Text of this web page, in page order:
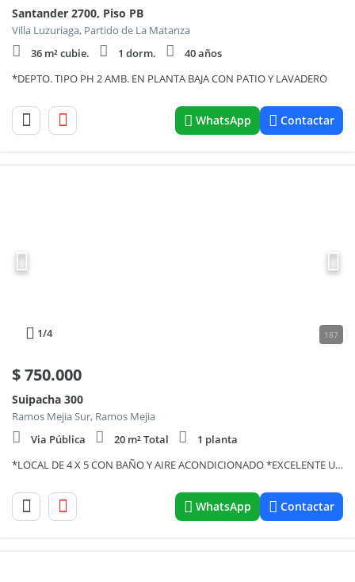
Santander 2700, Piso PB
Villa Luzuriaga, Partido de La Matanza
36 m² cubie.
1 dorm.
40 años
*DEPTO. TIPO PH 2 AMB. EN PLANTA BAJA CON PATIO Y LAVADERO
WhatsApp Contactar
1/4 187
$750.000
Suipacha 300
Ramos Mejia Sur, Ramos Mejia
Via Pública
20 m² Total
1 planta
*LOCAL DE 4 X 5 CON BAÑO Y AIRE ACONDICIONADO *EXCELENTE UBICACION A MTS. DE AV. DE MAYO Y A 7 CDS. DE LA ESTACION
WhatsApp Contactar